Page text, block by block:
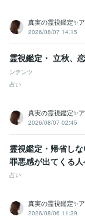
真実の霊視鑑定✨
2026/08/07 14:15
霊視鑑定・ 立秋、
ンテンツ
占い
真実の霊視鑑定✨
2026/08/07 02:45
霊視鑑定・帰省し
罪悪感が出てくる
占い
真実の霊視鑑定✨
2026/08/06 11:39